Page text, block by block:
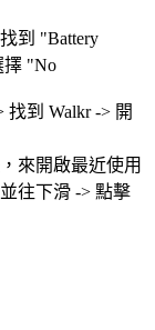
到 "Battery
擇 "No
找到 Walkr -> 開
來開啟最近使用
往下滑 -> 點擊